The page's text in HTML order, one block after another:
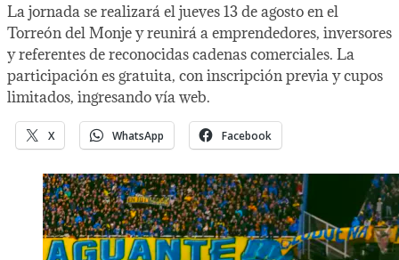
La jornada se realizará el jueves 13 de agosto en el
Torreón del Monje y reunirá a emprendedores, inversores
y referentes de reconocidas cadenas comerciales. La
participación es gratuita, con inscripción previa y cupos
limitados, ingresando vía web.
X WhatsApp Facebook